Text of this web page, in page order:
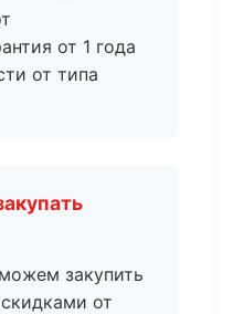
от 1 года
от типа
закупить
от